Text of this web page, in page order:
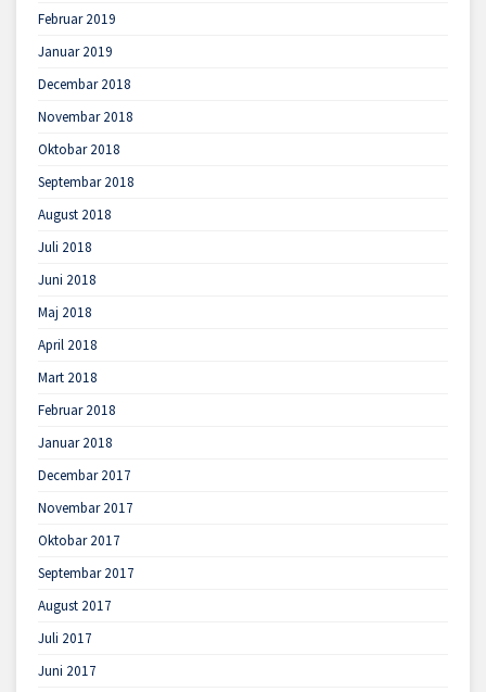
Februar 2019
Januar 2019
Decembar 2018
Novembar 2018
Oktobar 2018
Septembar 2018
August 2018
Juli 2018
Juni 2018
Maj 2018
April 2018
Mart 2018
Februar 2018
Januar 2018
Decembar 2017
Novembar 2017
Oktobar 2017
Septembar 2017
August 2017
Juli 2017
Juni 2017